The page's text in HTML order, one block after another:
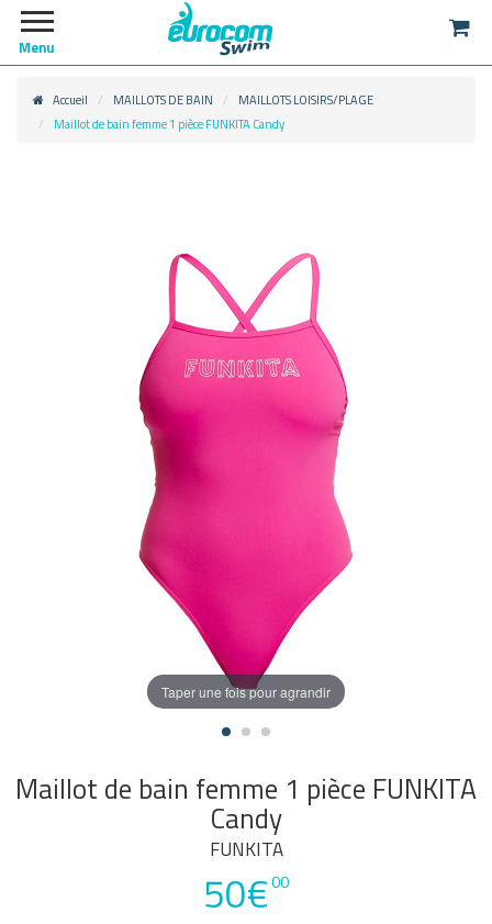
Menu
Accueil MAILLOTS DE BAIN
MAILLOTS LOISIRS/PLAGE
Maillot de bain femme 1 pièce FUNKITA Candy
Taper une fois pour agrandir
Maillot de bain femme 1 pièce FUNKITA
Candy
FUNKITA
50€00